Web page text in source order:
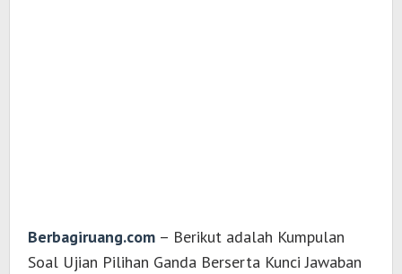
Berbagiruang.com – Berikut adalah Kumpulan
Soal Ujian Pilihan Ganda Berserta Kunci Jawaban